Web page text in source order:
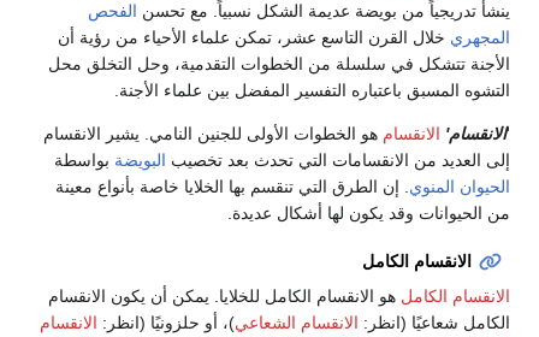
ينشأ تدريجياً من بويضة عديمة الشكل نسبياً. مع تحسن الفحص
المجهري خلال القرن التاسع عشر، تمكن علماء الأحياء من رؤية أن
الأجنة تتشكل في سلسلة من الخطوات التقدمية، وحل التخلق محل
التشوه المسبق باعتباره التفسير المفضل بين علماء الأجنة.
'الانقسام' الانقسام هو الخطوات الأولى للجنين النامي. يشير الانقسام
إلى العديد من الانقسامات التي تحدث بعد تخصيب البويضة بواسطة
الحيوان المنوي . إن الطرق التي تنقسم بها الخلايا خاصة بأنواع معينة
من الحيوانات وقد يكون لها أشكال عديدة.
الانقسام الكامل
الانقسام الكامل هو الانقسام الكامل للخلايا. يمكن أن يكون الانقسام
الكامل شعاعيًا (انظر: الانقسام الشعاعي)، أو حلزونيًا (انظر: الانقسام